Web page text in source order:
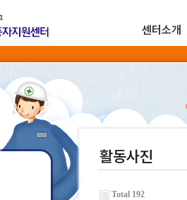
센터소개
활동사진
Total 192